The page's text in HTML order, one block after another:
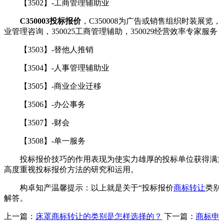
【3502】-工商管理辅助业
C350003投标报价，C350008为广告或销售组织时装展览
业管理咨询，350025工商管理辅助，350029经营效率专家服
【3503】-替他人推销
【3504】-人事管理辅助业
【3505】-商业企业迁移
【3506】-办公事务
【3507】-财会
【3508】-单一服务
投标报价技巧的作用表现为使实力雄厚的投标单位获得满
高度重视投标报价方法的研究和运用。
构卓知产温馨提示：以上就是关于“投标报价商标转让类
解答。
上一篇： 床罩商标转让的类别是怎样选择的？ 下一篇： 商标